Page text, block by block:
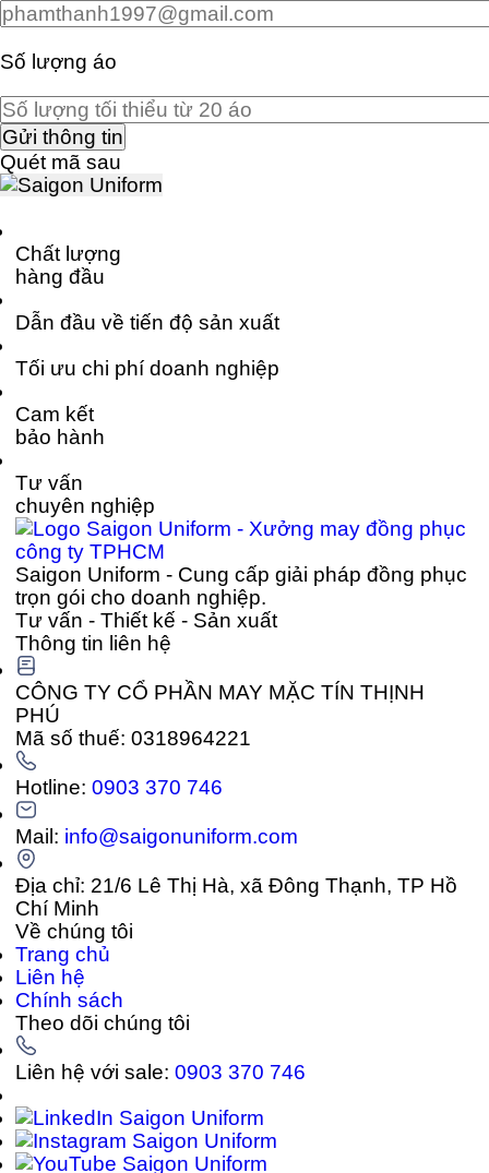
Số lượng áo
Quét mã sau
Chất lượng
hàng đầu
Dẫn đầu về tiến độ sản xuất
Tối ưu chi phí doanh nghiệp
Cam kết
bảo hành
Tư vấn
chuyên nghiệp
Saigon Uniform - Cung cấp giải pháp đồng phục
trọn gói cho doanh nghiệp.
Tư vấn - Thiết kế - Sản xuất
Thông tin liên hệ
CÔNG TY CỔ PHẦN MAY MẶC TÍN THỊNH
PHÚ
Mã số thuế: 0318964221
Hotline:0903 370 746
Mail: info@saigonuniform.com
Địa chỉ: 21/6 Lê Thị Hà, xã Đông Thạnh, TP Hồ
Chí Minh
Về chúng tôi
Trang chủ
Liên hệ
Chính sách
Theo dõi chúng tôi
Liên hệ với sale:0903 370 746